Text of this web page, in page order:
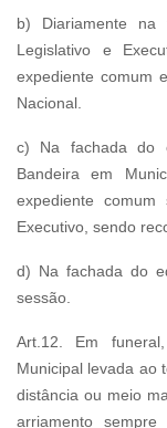
b) Diariamente na
Legislativo e
expediente comum
Nacional.
c) Na fachada do
Bandeira em
expediente
Executivo, sendo
d) Na fachada do
sessão.
Art.12. Em
Municipal levada ao
distância ou meio
arriamento